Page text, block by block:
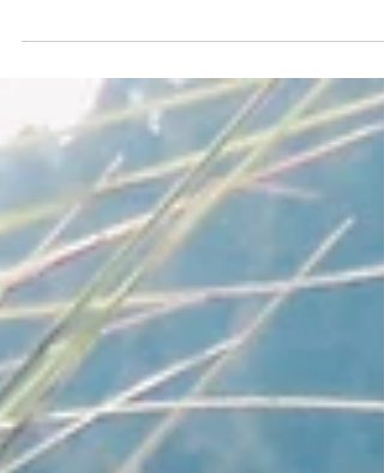
votre corps avait une bonne raison de garder ce
poids ?" La réponse arrive souvent avec un
silence. Puis quelque chose dans le regard qui
change. Comme si une porte s'entrouvrait sur ...